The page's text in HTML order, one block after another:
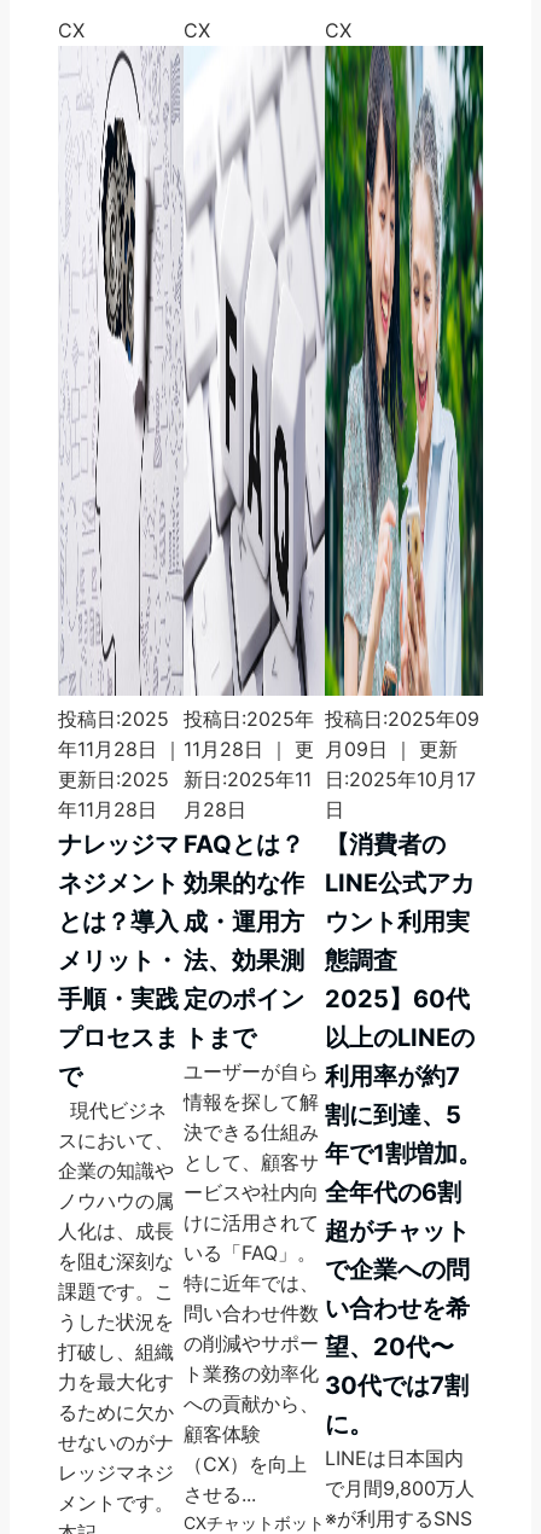
CX
投稿日:2025
年11月28日 ｜
更新日:2025
年11月28日
ナレッジマ
ネジメント
とは？導入
メリット・
手順・実践
プロセスま
で
現代ビジネ
スにおいて、
企業の知識や
ノウハウの属
人化は、成長
を阻む深刻な
課題です。こ
うした状況を
打破し、組織
力を最大化す
るために欠か
せないのがナ
レッジマネジ
メントです。
CX
投稿日:2025年
11月28日 ｜ 更
新日:2025年11
月28日
FAQとは？
効果的な作
成・運用方
法、効果測
定のポイン
トまで
ユーザーが自ら
情報を探して解
決できる仕組み
として、顧客サ
ービスや社内向
けに活用されて
いる「FAQ」。
特に近年では、
問い合わせ件数
の削減やサポー
ト業務の効率化
への貢献から、
顧客体験
（CX）を向上
させる...
CXチャットボット
CX
投稿日:2025年09
月09日 ｜ 更新
日:2025年10月17
日
【消費者の
LINE公式アカ
ウント利用実
態調査
2025】60代
以上のLINEの
利用率が約7
割に到達、5
年で1割増加。
全年代の6割
超がチャット
で企業への問
い合わせを希
望、20代〜
30代では7割
に。
LINEは日本国内
で月間9,800万人
※が利用するSNS